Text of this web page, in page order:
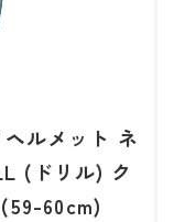
ルメット ネ
(ドリル) ク
60cm)